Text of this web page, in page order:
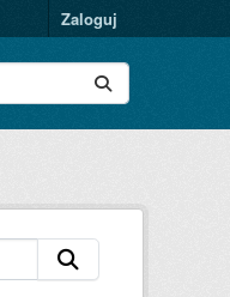
Zaloguj